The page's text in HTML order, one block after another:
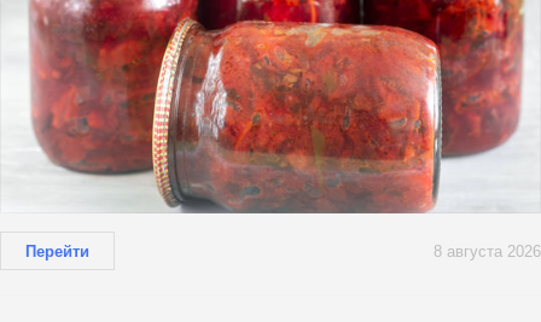
Перейти 8 августа 2026